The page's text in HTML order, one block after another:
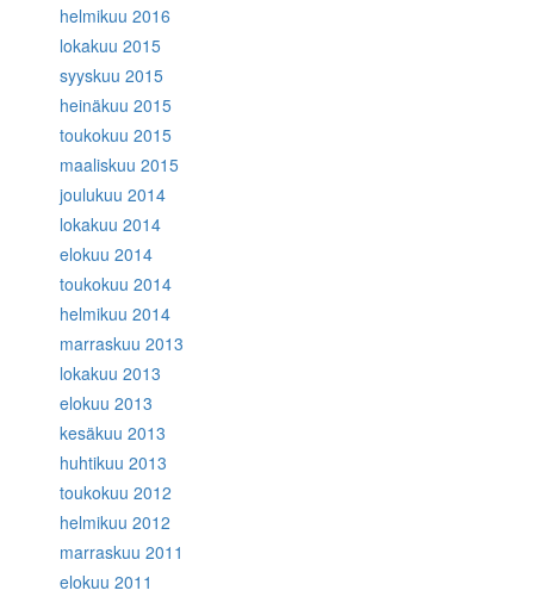
helmikuu 2016
lokakuu 2015
syyskuu 2015
heinäkuu 2015
toukokuu 2015
maaliskuu 2015
joulukuu 2014
lokakuu 2014
elokuu 2014
toukokuu 2014
helmikuu 2014
marraskuu 2013
lokakuu 2013
elokuu 2013
kesäkuu 2013
huhtikuu 2013
toukokuu 2012
helmikuu 2012
marraskuu 2011
elokuu 2011